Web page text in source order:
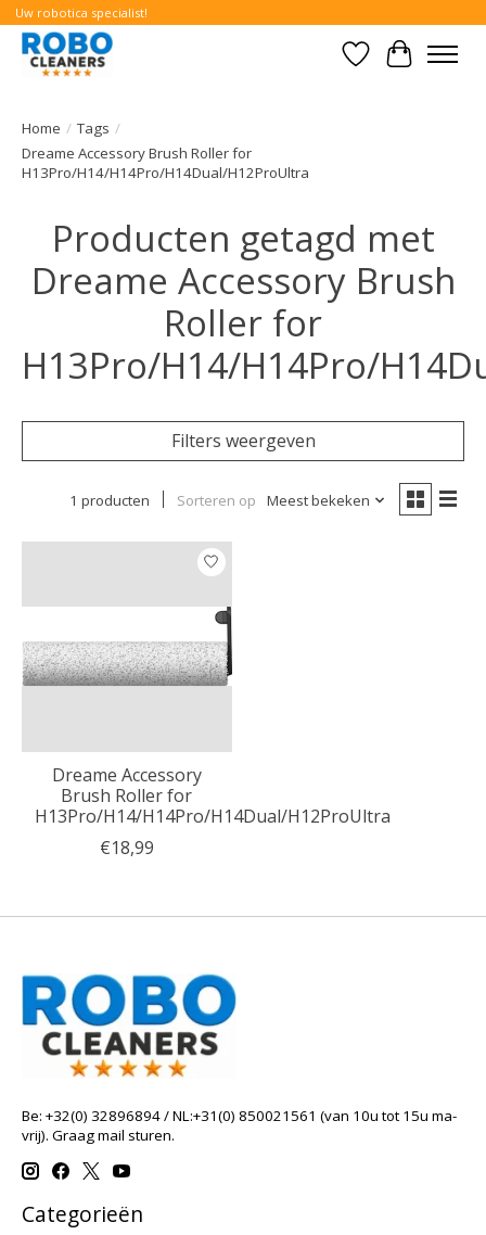
Uw robotica specialist!
Verlanglijst
Home / Tags /
Dreame Accessory Brush Roller for
H13Pro/H14/H14Pro/H14Dual/H12ProUltra
Producten getagd met
Dreame Accessory Brush
Roller for
H13Pro/H14/H14Pro/
Filters weergeven
1 producten Sorteren op Meest bekeken
Dreame Accessory
Brush Roller for
H13Pro/H14/H14Pro/H14Dual/H12ProUltra
€18,99
Be: +32(0) 32896894 / NL:+31(0) 850021561 (van 10u tot 15u ma-
vrij). Graag mail sturen.
Categorieën